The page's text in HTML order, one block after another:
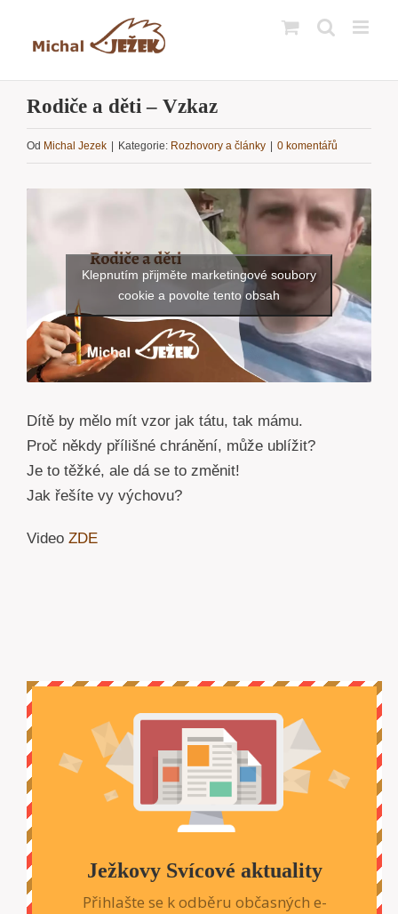
Rodiče a děti – Vzkaz
Od Michal Jezek Kategorie: Rozhovory a články 0 komentářů
Klepnutím přijměte marketingové soubory
cookie a povolte tento obsah
Dítě by mělo mít vzor jak tátu, tak mámu.
Proč někdy přílišné chránění, může ublížit?
Je to těžké, ale dá se to změnit!
Jak řešíte vy výchovu?
Video ZDE
Ježkovy Svícové aktuality
Přihlašte se k odběru občasných e-